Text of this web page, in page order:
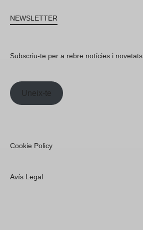
NEWSLETTER
Subscriu-te per a rebre notícies i novetats.
Uneix-te
Cookie Policy
Avís Legal